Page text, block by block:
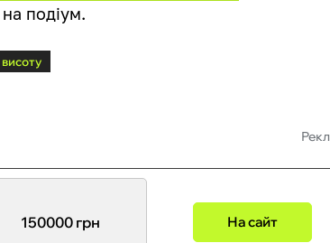
подіум.
150000 грн На сайт